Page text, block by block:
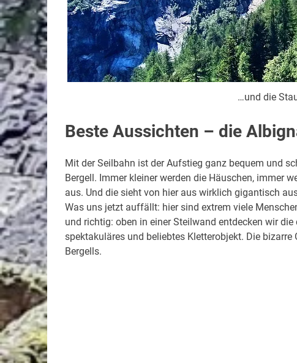
…und die
Beste Aussichten – die
Mit der Seilbahn ist der Aufstieg ganz bequem und
Bergell. Immer kleiner werden die Häuschen, immer
aus. Und die sieht von hier aus wirklich gigantisch
Was uns jetzt auffällt: hier sind extrem viele
und richtig: oben in einer Steilwand entdecken wir
spektakuläres und beliebtes Kletterobjekt. Die
Bergells.